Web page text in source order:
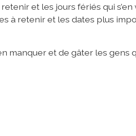
et les jours fériés qui s’en
à retenir et les dates plus
manquer et de gâter les gens